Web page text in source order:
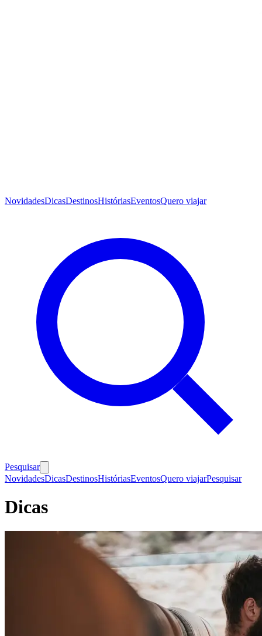
NovidadesDicasDestinosHistóriasEventosQuero viajar
Pesquisar
NovidadesDicasDestinosHistóriasEventosQuero viajarPesquisar
Dicas